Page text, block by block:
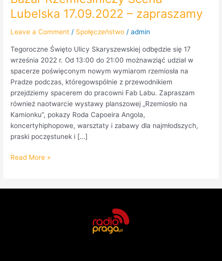
Lubelska 17.09.2022 – zapraszamy
Leave a Comment / Społęczeństwo /admin
Tegoroczne Święto Ulicy Skaryszewskiej odbędzie się 17
września 2022 r. Od 13:00 do 21:00 możnawziąć udział w
spacerze poświęconym nowym wymiarom rzemiosła na
Pradze podczas, któregowspólnie z przewodnikiem
przejdziemy spacerem do pracowni Fab Labu. Zapraszam
również naotwarcie wystawy planszowej „Rzemiosło na
Kamionku”, pokazy Roda Capoeira Angola,
koncertyhiphopowe, warsztaty i zabawy dla najmłodszych,
praski poczęstunek i […]
Read More »